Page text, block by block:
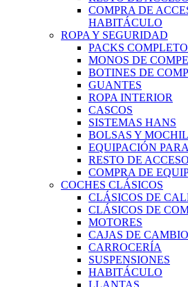
COMPRA DE
HABITÁCULO
ROPA Y SEGURIDAD
PACKS
MONOS DE
BOTINES DE
GUANTES
ROPA INTERIOR
CASCOS
SISTEMAS HANS
BOLSAS Y
EQUIPACIÓN
RESTO DE
COMPRA DE
COCHES CLÁSICOS
CLÁSICOS DE
CLÁSICOS DE
MOTORES
CAJAS DE CAMBIO
CARROCERÍA
SUSPENSIONES
HABITÁCULO
LLANTAS